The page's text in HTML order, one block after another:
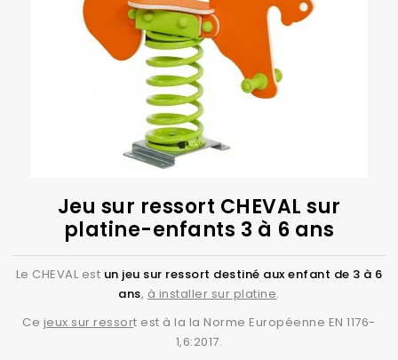
Jeu sur ressort CHEVAL sur
platine-enfants 3 à 6 ans
Le CHEVAL est un jeu sur ressort destiné aux enfant de 3 à 6
ans, à installer sur platine.
Ce jeux sur ressort est à la la Norme Européenne EN 1176-
1,6:2017.